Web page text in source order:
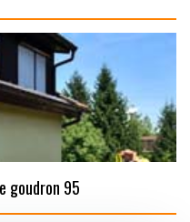
goudron 95